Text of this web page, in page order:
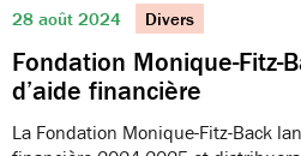
28 août 2024 Divers
Fondation Monique-Fitz-
d’aide financière
La Fondation Monique-Fitz-Back